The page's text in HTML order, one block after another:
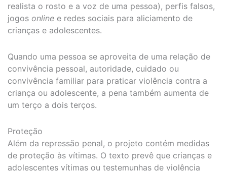
realista o rosto e a voz de uma pessoa), perfis falsos,
jogos online e redes sociais para aliciamento de
crianças e adolescentes.
Quando uma pessoa se aproveita de uma relação de
convivência pessoal, autoridade, cuidado ou
convivência familiar para praticar violência contra a
criança ou adolescente, a pena também aumenta de
um terço a dois terços.
Proteção
Além da repressão penal, o projeto contém medidas
de proteção às vítimas. O texto prevê que crianças e
adolescentes vítimas ou testemunhas de violência